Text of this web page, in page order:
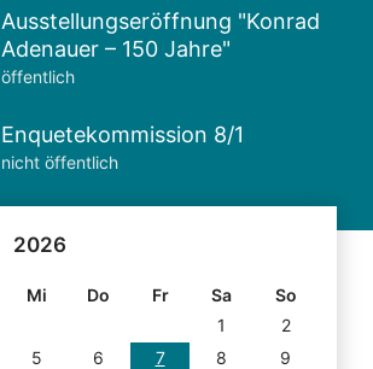
Ausstellungseröffnung "Konrad
Adenauer – 150 Jahre"
öffentlich
Enquetekommission 8/1
nicht öffentlich
2026
Mi Do Fr Sa
So
1
2
5 6 7 8
9